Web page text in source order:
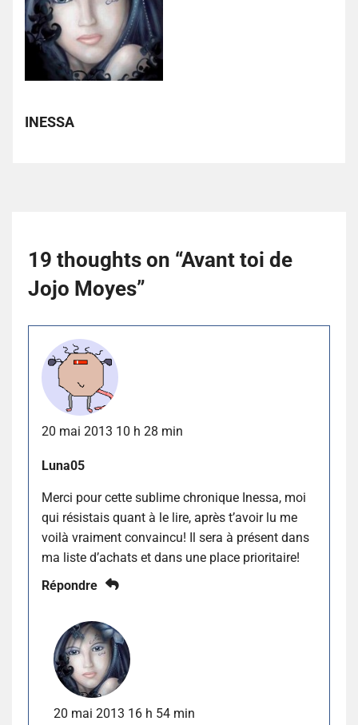
INESSA
19 thoughts on “Avant toi de
Jojo Moyes”
20 mai 2013 10 h 28 min
Luna05
Merci pour cette sublime chronique Inessa, moi
qui résistais quant à le lire, après t’avoir lu me
voilà vraiment convaincu! Il sera à présent dans
ma liste d’achats et dans une place prioritaire!
Répondre
20 mai 2013 16 h 54 min